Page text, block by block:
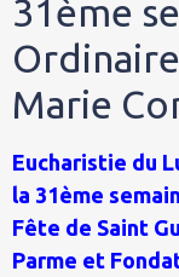
31ème
Marie
Eucharistie du
la 31ème
Fête de Saint
Parme et